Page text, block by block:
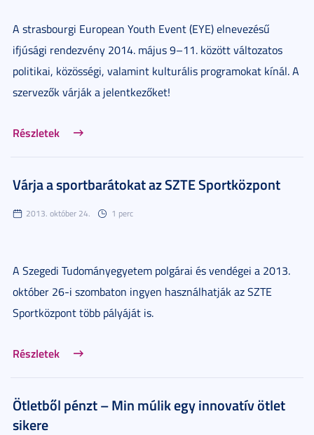
A strasbourgi European Youth Event (EYE) elnevezésű
ifjúsági rendezvény 2014. május 9–11. között változatos
politikai, közösségi, valamint kulturális programokat kínál. A
szervezők várják a jelentkezőket!
Részletek
Várja a sportbarátokat az SZTE Sportközpont
2013. október 24. 1 perc
A Szegedi Tudományegyetem polgárai és vendégei a 2013.
október 26-i szombaton ingyen használhatják az SZTE
Sportközpont több pályáját is.
Részletek
Ötletből pénzt – Min múlik egy innovatív ötlet
sikere